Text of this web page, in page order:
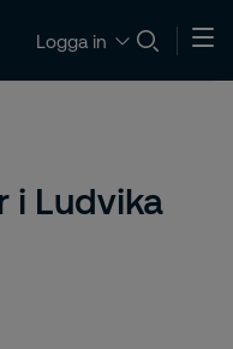
Logga in
i Ludvika